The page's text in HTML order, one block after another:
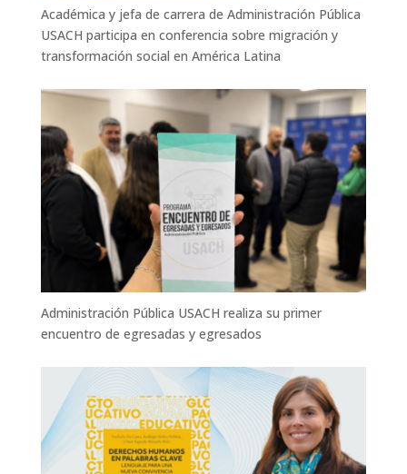
Académica y jefa de carrera de Administración Pública
USACH participa en conferencia sobre migración y
transformación social en América Latina
Administración Pública USACH realiza su primer
encuentro de egresadas y egresados